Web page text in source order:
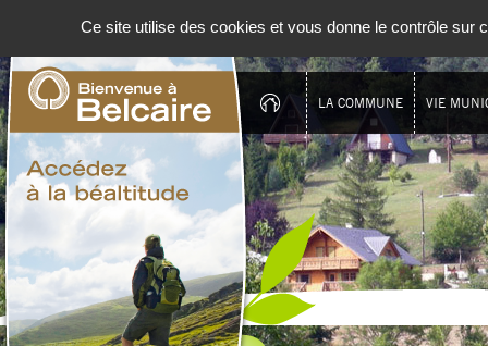
LA COMMUNE VIE
Ce site utilise des cookies et vous donne le contrôle sur